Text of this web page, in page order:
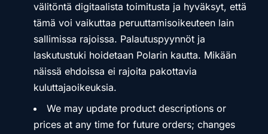
välitöntä digitaalista toimitusta ja hyväksyt, että
tämä voi vaikuttaa peruuttamisoikeuteen lain
sallimissa rajoissa. Palautuspyynnöt ja
laskutustuki hoidetaan Polarin kautta. Mikään
näissä ehdoissa ei rajoita pakottavia
kuluttajaoikeuksia.
We may update product descriptions or
prices at any time for future orders; changes